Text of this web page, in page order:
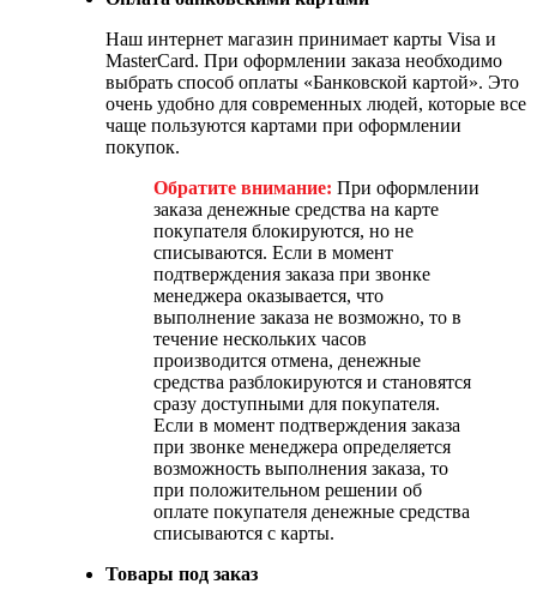
Наш интернет магазин принимает карты Visa и
MasterCard. При оформлении заказа необходимо
выбрать способ оплаты «Банковской картой». Это
очень удобно для современных людей, которые все
чаще пользуются картами при оформлении
покупок.
Обратите внимание: При оформлении
заказа денежные средства на карте
покупателя блокируются, но не
списываются. Если в момент
подтверждения заказа при звонке
менеджера оказывается, что
выполнение заказа не возможно, то в
течение нескольких часов
производится отмена, денежные
средства разблокируются и становятся
сразу доступными для покупателя.
Если в момент подтверждения заказа
при звонке менеджера определяется
возможность выполнения заказа, то
при положительном решении об
оплате покупателя денежные средства
списываются с карты.
Товары под заказ